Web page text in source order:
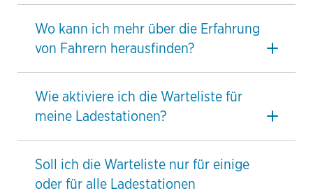
Wo kann ich mehr über die Erfahrung
von Fahrern herausfinden?
Wie aktiviere ich die Warteliste für
meine Ladestationen?
Soll ich die Warteliste nur für einige
oder für alle Ladestationen